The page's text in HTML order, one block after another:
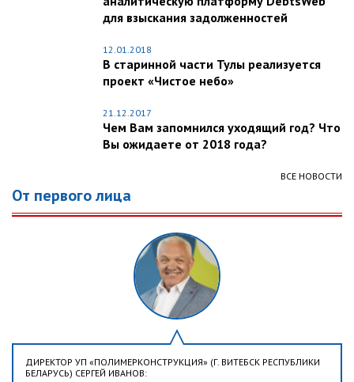
для взыскания задолженностей
12.01.2018
В старинной части Тулы реализуется
проект «Чистое небо»
21.12.2017
Чем Вам запомнился уходящий год? Что
Вы ожидаете от 2018 года?
ВСЕ НОВОСТИ
От первого лица
ДИРЕКТОР УП «ПОЛИМЕРКОНСТРУКЦИЯ» (Г. ВИТЕБСК РЕСПУБЛИКИ
БЕЛАРУСЬ) СЕРГЕЙ ИВАНОВ: